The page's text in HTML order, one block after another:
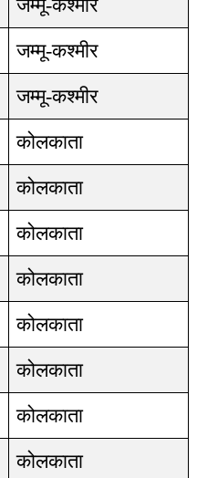
जम्मू-कश्मीर
जम्मू-कश्मीर
जम्मू-कश्मीर
कोलकाता
कोलकाता
कोलकाता
कोलकाता
कोलकाता
कोलकाता
कोलकाता
कोलकाता